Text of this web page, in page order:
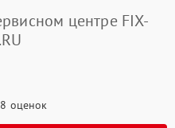
центре FIX-
оценок